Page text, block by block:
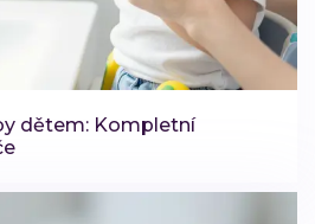
dětem: Kompletní